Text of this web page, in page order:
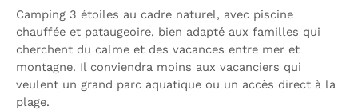
Camping 3 étoiles au cadre naturel, avec piscine
chauffée et pataugeoire, bien adapté aux familles qui
cherchent du calme et des vacances entre mer et
montagne. Il conviendra moins aux vacanciers qui
veulent un grand parc aquatique ou un accès direct à la
plage.